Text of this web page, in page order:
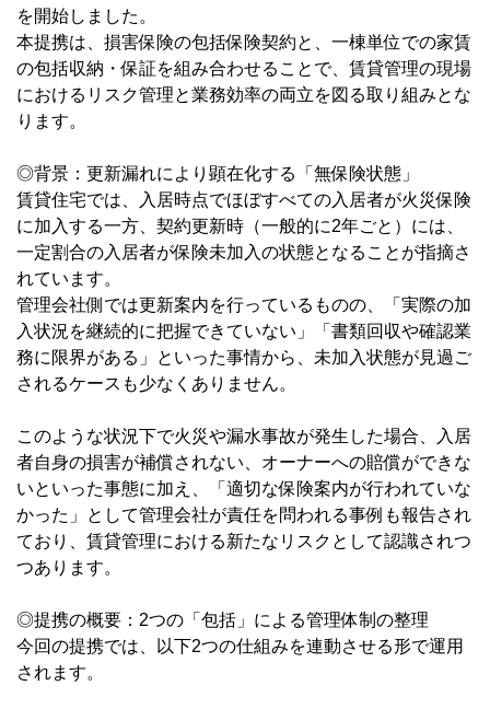
を開始しました。
本提携は、損害保険の包括保険契約と、一棟単位での家賃
の包括収納・保証を組み合わせることで、賃貸管理の現場
におけるリスク管理と業務効率の両立を図る取り組みとな
ります。
◎背景：更新漏れにより顕在化する「無保険状態」
賃貸住宅では、入居時点でほぼすべての入居者が火災保険
に加入する一方、契約更新時（一般的に2年ごと）には、
一定割合の入居者が保険未加入の状態となることが指摘さ
れています。
管理会社側では更新案内を行っているものの、「実際の加
入状況を継続的に把握できていない」「書類回収や確認業
務に限界がある」といった事情から、未加入状態が見過ご
されるケースも少なくありません。
このような状況下で火災や漏水事故が発生した場合、入居
者自身の損害が補償されない、オーナーへの賠償ができな
いといった事態に加え、「適切な保険案内が行われていな
かった」として管理会社が責任を問われる事例も報告され
ており、賃貸管理における新たなリスクとして認識されつ
つあります。
◎提携の概要：2つの「包括」による管理体制の整理
今回の提携では、以下2つの仕組みを連動させる形で運用
されます。